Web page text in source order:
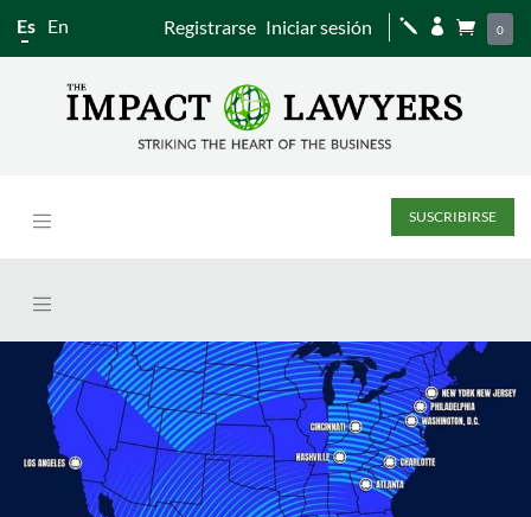
Es En Registrarse Iniciar sesión j   0
SUSCRIBIRSE